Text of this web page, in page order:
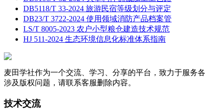
DB5118/T 33-2024 旅游民宿等级划分与评定
DB23/T 3722-2024 使用领域消防产品档案管
LS/T 8005-2023 农户小型粮仓建造技术规范
HJ 511-2024 生态环境信息化标准体系指南
麦田学社作为一个交流、学习、分享的平台，致力于服务
涉及版权问题，请联系客服删除内容。
技术交流